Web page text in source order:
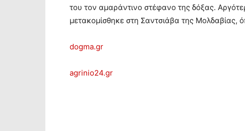
του τον αμαράντινο στέφανο της δόξας.
μετακομίσθηκε στη Σαντσιάβα της Μολδαβίας,
dogma.gr
agrinio24.gr